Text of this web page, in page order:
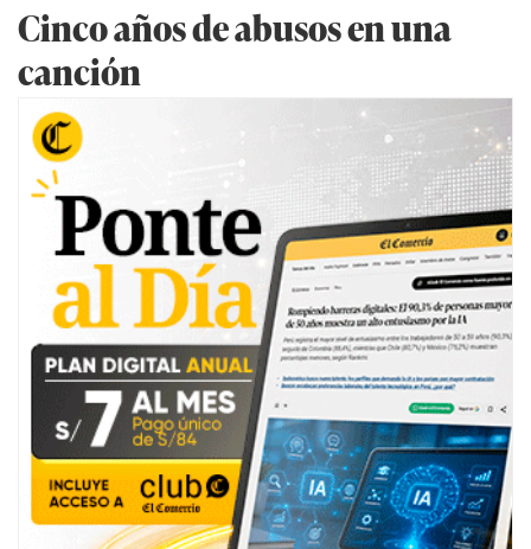
Cinco años de abusos en una
canción